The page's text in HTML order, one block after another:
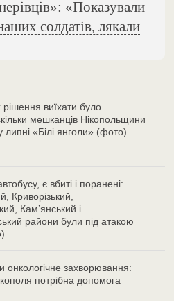
«Показували
солдатів, лякали
рішення виїхати було
мешканців Нікопольщини
липні «Білі янголи» (фото)
є вбиті і поранені:
Криворізький,
Кам’янський і
райони були під атакою
онкологічне захворювання:
потрібна допомога